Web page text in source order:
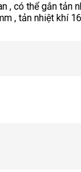
, có thể gắn tản
, tản nhiệt khí